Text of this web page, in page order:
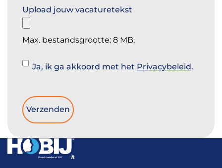
Upload jouw vacaturetekst
Max. bestandsgrootte: 8 MB.
Instemming
Ja, ik ga akkoord met het Privacybeleid.